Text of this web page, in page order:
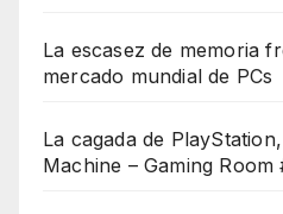
La escasez de memoria
mercado mundial de PCs
La cagada de
Machine – Gaming Room